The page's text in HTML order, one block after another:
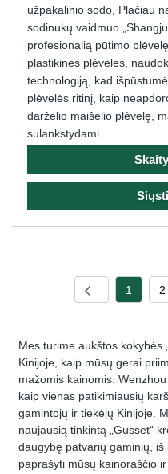
užpakalinio sodo, Plačiau
sodinukų vaidmuo
profesionalią pūtimo
plastikines plėveles,
technologiją, kad
plėvelės ritinį, kaip
darželio maišelio plėvelę,
sulankstydami
1 2
Mes turime aukštos kokybės
Kinijoje, kaip mūsų gerai
mažomis kainomis.
kaip vienas patikimiausių
gamintojų ir tiekėjų Kinijoje.
naujausią tinkintą „Gusset“
daugybę patvarių gaminių,
paprašyti mūsų kainoraščio